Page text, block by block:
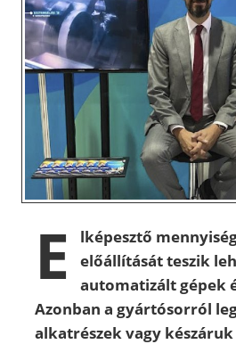
E
lképesztő
előállítását teszik
automatizált gépek
Azonban a gyártósorról
alkatrészek vagy készáruk